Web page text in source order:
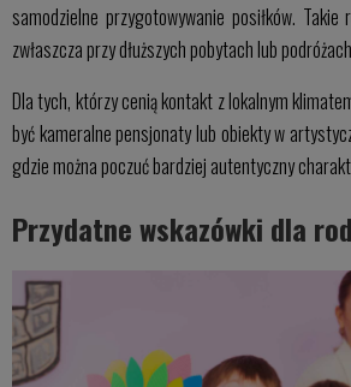
samodzielne przygotowywanie posiłków. Takie
zwłaszcza przy dłuższych pobytach lub
Dla tych, którzy cenią kontakt z lokalnym
być kameralne pensjonaty lub obiekty w
gdzie można poczuć bardziej autentyczny
Przydatne wskazówki dla